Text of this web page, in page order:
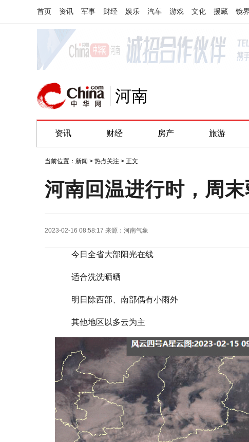
首页 资讯 军事 财经 娱乐 汽车 游戏 文化 援藏 镜界
河南
资讯 财经 房产 旅游
当前位置： 新闻 > 热点关注 > 正文
河南回温进行时，周
2023-02-16 08:58:17 来源： 河南气象
今日全省大部阳光在线
适合洗洗晒晒
明日除西部、南部偶有小雨外
其他地区以多云为主